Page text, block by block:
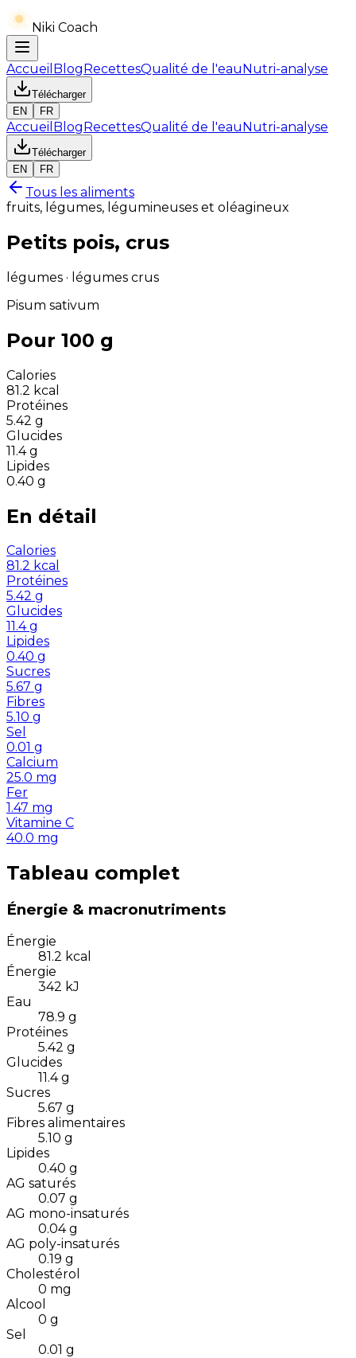
Niki Coach
Accueil BlogRecettesQualité de l'eauNutri-analyse
Télécharger
EN
FR
Accueil BlogRecettesQualité de l'eauNutri-analyse
Télécharger
EN
FR
Tous les aliments
fruits, légumes, légumineuses et oléagineux
Petits pois, crus
légumes · légumes crus
Pisum sativum
Pour 100 g
Calories
81.2 kcal
Protéines
5.42 g
Glucides
11.4 g
Lipides
0.40 g
En détail
Calories
81.2 kcal
Protéines
5.42 g
Glucides
11.4 g
Lipides
0.40 g
Sucres
5.67 g
Fibres
5.10 g
Sel
0.01 g
Calcium
25.0 mg
Fer
1.47 mg
Vitamine C
40.0 mg
Tableau complet
Énergie & macronutriments
Énergie
81.2 kcal
Énergie
342 kJ
Eau
78.9 g
Protéines
5.42 g
Glucides
11.4 g
Sucres
5.67 g
Fibres alimentaires
5.10 g
Lipides
0.40 g
AG saturés
0.07 g
AG mono-insaturés
0.04 g
AG poly-insaturés
0.19 g
Cholestérol
0 mg
Alcool
0 g
Sel
0.01 g